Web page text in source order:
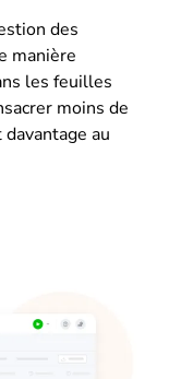
des
manière
les feuilles
moins de
au